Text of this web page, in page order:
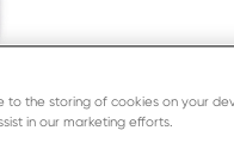
to the storing of cookies on your
in our marketing efforts.